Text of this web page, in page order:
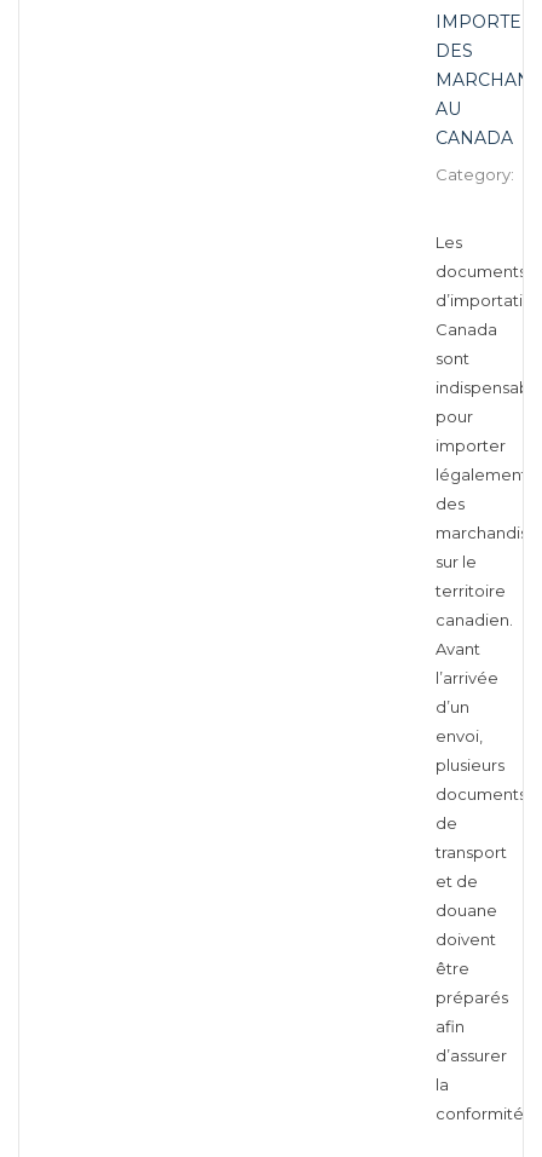
IMPORTER
DES
AU
CANADA
Category:
Les
documents
d’importation
Canada
sont
pour
importer
légalement
des
sur le
territoire
canadien.
Avant
l’arrivée
d’un
envoi,
plusieurs
documents
de
transport
et de
douane
doivent
être
préparés
afin
d’assurer
la
conformité…